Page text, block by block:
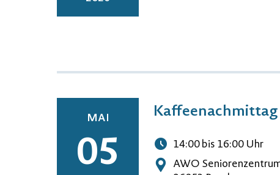
05
MAI
Uhrzeit
14:00bis 16:00 Uhr
AWO